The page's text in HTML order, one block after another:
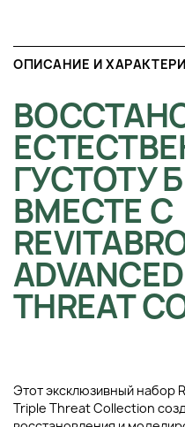
ОПИСАНИЕ И
ГУСТОТУ
ВМЕСТЕ С
THREAT
Этот эксклюзивный набор
Triple Threat Collection